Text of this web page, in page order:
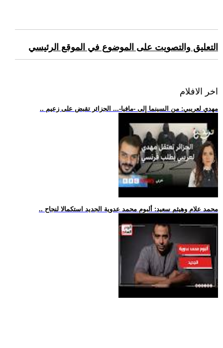
التعليق والتصويت على الموضوع في الموقع الرئيسي
اخر الافلام
.. مهدي لعريبي: من السينما إلى -مافيا-... الجزائر تقبض على زعيم
.. محمد علام وهيثم سعيد: ألبوم محمد عدوية الجديد استكمالا لنجاح